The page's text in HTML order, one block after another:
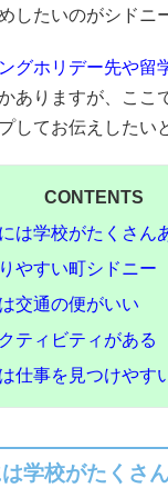
したいのがシドニ
グホリデー先や留
ありますが、ここ
してお伝えしたい
CONTENTS
は学校がたくさん
やすい町シドニー
交通の便がいい
ティビティがある
仕事を見つけやす
学校がたくさ